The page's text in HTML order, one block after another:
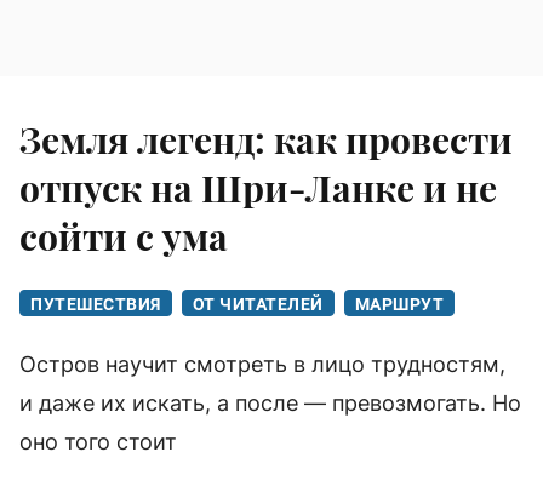
Земля легенд: как провести
отпуск на Шри-Ланке и не
сойти с ума
ПУТЕШЕСТВИЯ ОТ ЧИТАТЕЛЕЙ МАРШРУТ
Остров научит смотреть в лицо трудностям,
и даже их искать, а после — превозмогать. Но
оно того стоит